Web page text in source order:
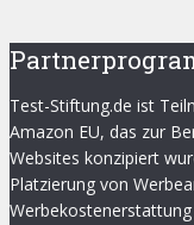
Test-Stiftung.de ist
Amazon EU, das zur
Websites konzipiert
Platzierung von